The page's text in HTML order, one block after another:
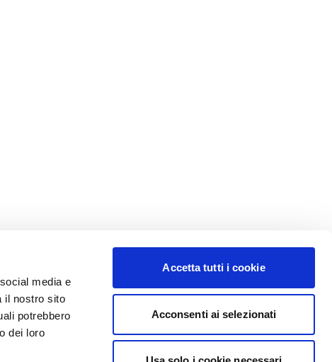
media e
il nostro sito
potrebbero
dei loro
Accetta tutti i cookie
Acconsenti ai selezionati